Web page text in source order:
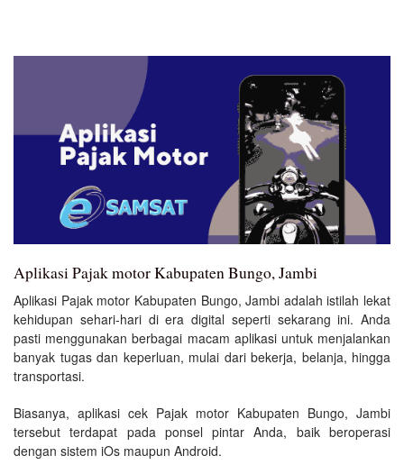
Aplikasi Pajak motor Kabupaten Bungo, Jambi
Aplikasi Pajak motor Kabupaten Bungo, Jambi adalah istilah lekat
kehidupan sehari-hari di era digital seperti sekarang ini. Anda
pasti menggunakan berbagai macam aplikasi untuk menjalankan
banyak tugas dan keperluan, mulai dari bekerja, belanja, hingga
transportasi.
Biasanya, aplikasi cek Pajak motor Kabupaten Bungo, Jambi
tersebut terdapat pada ponsel pintar Anda, baik beroperasi
dengan sistem iOs maupun Android.